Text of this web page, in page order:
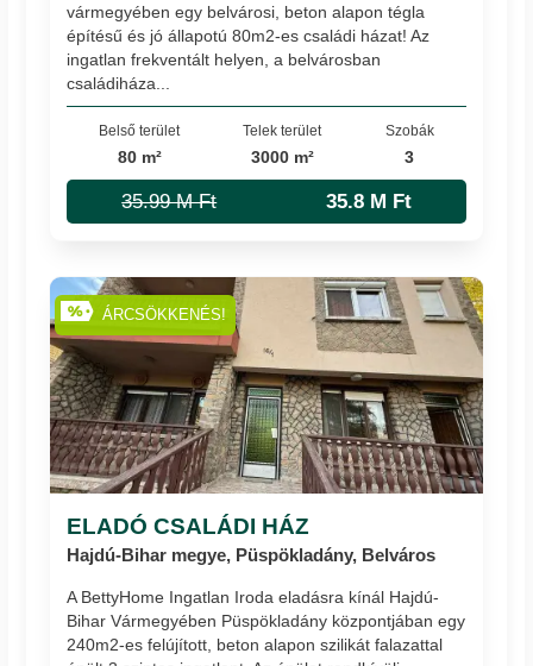
vármegyében egy belvárosi, beton alapon tégla
építésű és jó állapotú 80m2-es családi házat! Az
ingatlan frekventált helyen, a belvárosban
családiháza...
Belső terület
80 m²
Telek terület
3000 m²
Szobák
3
35.99 M Ft 35.8 M Ft
ELADÓ CSALÁDI HÁZ
Hajdú-Bihar megye, Püspökladány, Belváros
A BettyHome Ingatlan Iroda eladásra kínál Hajdú-
Bihar Vármegyében Püspökladány központjában egy
240m2-es felújított, beton alapon szilikát falazattal
ÁRCSÖKKENÉS!